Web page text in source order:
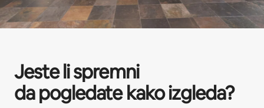
Jeste li spremni
da pogledate kako izgleda?